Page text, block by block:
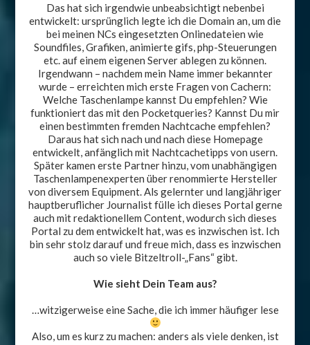
Das hat sich irgendwie unbeabsichtigt nebenbei
entwickelt: ursprünglich legte ich die Domain an, um die
bei meinen NCs eingesetzten Onlinedateien wie
Soundfiles, Grafiken, animierte gifs, php-Steuerungen
etc. auf einem eigenen Server ablegen zu können.
Irgendwann – nachdem mein Name immer bekannter
wurde – erreichten mich erste Fragen von Cachern:
Welche Taschenlampe kannst Du empfehlen? Wie
funktioniert das mit den Pocketqueries? Kannst Du mir
einen bestimmten fremden Nachtcache empfehlen?
Daraus hat sich nach und nach diese Homepage
entwickelt, anfänglich mit Nachtcachetipps von usern.
Später kamen erste Partner hinzu, vom unabhängigen
Taschenlampenexperten über renommierte Hersteller
von diversem Equipment. Als gelernter und langjähriger
hauptberuflicher Journalist fülle ich dieses Portal gerne
auch mit redaktionellem Content, wodurch sich dieses
Portal zu dem entwickelt hat, was es inzwischen ist. Ich
bin sehr stolz darauf und freue mich, dass es inzwischen
auch so viele Bitzeltroll-„Fans“ gibt.
Wie sieht Dein Team aus?
…witzigerweise eine Sache, die ich immer häufiger lese
Also, um es kurz zu machen: anders als viele denken, ist